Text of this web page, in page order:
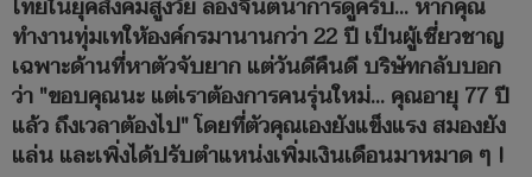
ไทยในยุคสังคมสูงวัย ลองจินตนาการดูครับ... หากคุณ
ทำงานทุ่มเทให้องค์กรมานานกว่า 22 ปี เป็นผู้เชี่ยวชาญ
เฉพาะด้านที่หาตัวจับยาก แต่วันดีคืนดี บริษัทกลับบอก
ว่า "ขอบคุณนะ แต่เราต้องการคนรุ่นใหม่... คุณอายุ 77 ปี
แล้ว ถึงเวลาต้องไป" โดยที่ตัวคุณเองยังแข็งแรง สมองยัง
แล่น และเพิ่งได้ปรับตำแหน่งเพิ่มเงินเดือนมาหมาด ๆ !